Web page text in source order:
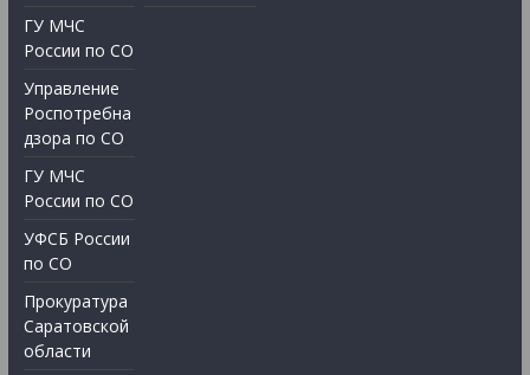
ГУ МЧС
России по СО
Управление
Роспотребна
дзора по СО
ГУ МЧС
России по СО
УФСБ России
по СО
Прокуратура
Саратовской
области